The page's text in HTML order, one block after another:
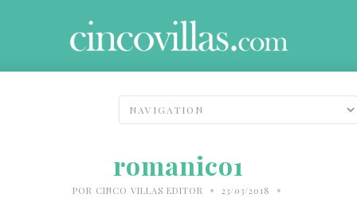
romanico1
POR CINCO VILLAS EDITOR • 23/03/2018 •